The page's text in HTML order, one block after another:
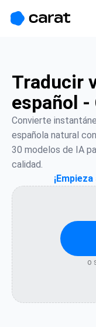
Traducir
español -
Convierte
española natural
30 modelos de IA
calidad.
o